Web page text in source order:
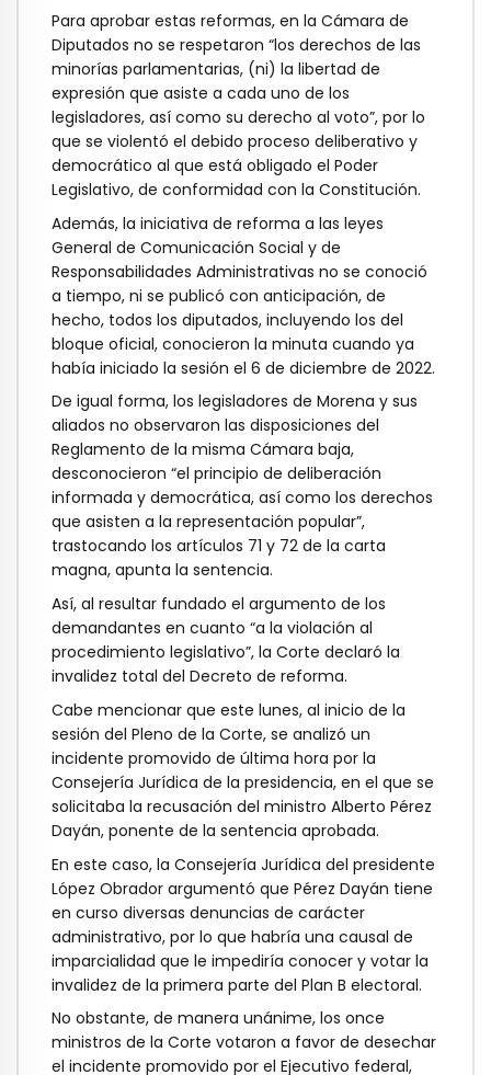
Para aprobar estas reformas, en la Cámara de
Diputados no se respetaron “los derechos de las
minorías parlamentarias, (ni) la libertad de
expresión que asiste a cada uno de los
legisladores, así como su derecho al voto”, por lo
que se violentó el debido proceso deliberativo y
democrático al que está obligado el Poder
Legislativo, de conformidad con la Constitución.
Además, la iniciativa de reforma a las leyes
General de Comunicación Social y de
Responsabilidades Administrativas no se conoció
a tiempo, ni se publicó con anticipación, de
hecho, todos los diputados, incluyendo los del
bloque oficial, conocieron la minuta cuando ya
había iniciado la sesión el 6 de diciembre de 2022.
De igual forma, los legisladores de Morena y sus
aliados no observaron las disposiciones del
Reglamento de la misma Cámara baja,
desconocieron “el principio de deliberación
informada y democrática, así como los derechos
que asisten a la representación popular”,
trastocando los artículos 71 y 72 de la carta
magna, apunta la sentencia.
Así, al resultar fundado el argumento de los
demandantes en cuanto “a la violación al
procedimiento legislativo”, la Corte declaró la
invalidez total del Decreto de reforma.
Cabe mencionar que este lunes, al inicio de la
sesión del Pleno de la Corte, se analizó un
incidente promovido de última hora por la
Consejería Jurídica de la presidencia, en el que se
solicitaba la recusación del ministro Alberto Pérez
Dayán, ponente de la sentencia aprobada.
En este caso, la Consejería Jurídica del presidente
López Obrador argumentó que Pérez Dayán tiene
en curso diversas denuncias de carácter
administrativo, por lo que habría una causal de
imparcialidad que le impediría conocer y votar la
invalidez de la primera parte del Plan B electoral.
No obstante, de manera unánime, los once
ministros de la Corte votaron a favor de desechar
el incidente promovido por el Ejecutivo federal,